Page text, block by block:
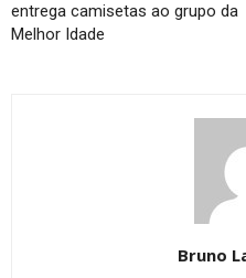
entrega camisetas ao grupo da
Melhor Idade
Bruno